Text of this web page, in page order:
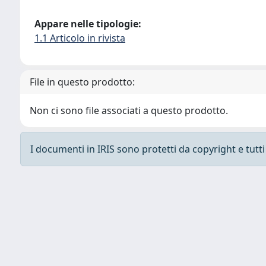
Appare nelle tipologie:
1.1 Articolo in rivista
File in questo prodotto:
Non ci sono file associati a questo prodotto.
I documenti in IRIS sono protetti da copyright e